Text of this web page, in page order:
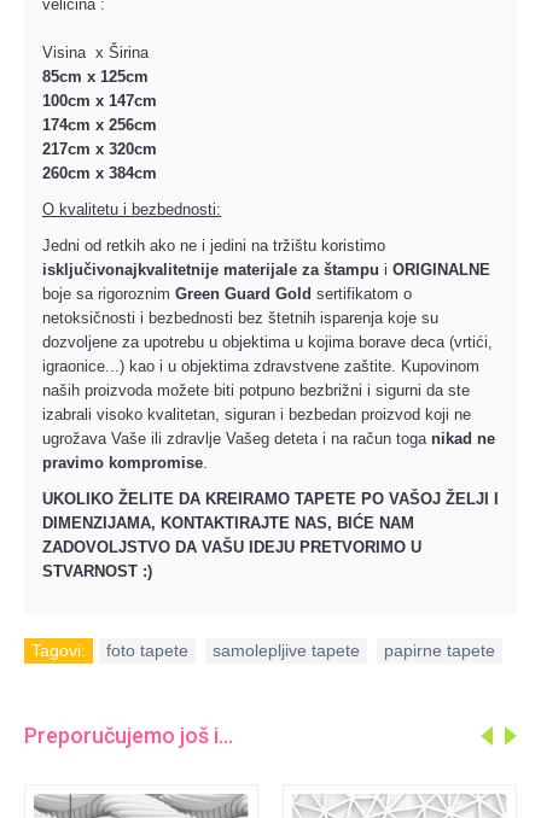
veličina :
Visina x Širina
85cm x 125cm
100cm x 147cm
174cm x 256cm
217cm x 320cm
260cm x 384cm
O kvalitetu i bezbednosti:
Jedni od retkih ako ne i jedini na tržištu koristimo
isključivonajkvalitetnije materijale za štampu i ORIGINALNE
boje sa rigoroznim Green Guard Gold sertifikatom o
netoksičnosti i bezbednosti bez štetnih isparenja koje su
dozvoljene za upotrebu u objektima u kojima borave deca (vrtići,
igraonice...) kao i u objektima zdravstvene zaštite. Kupovinom
naših proizvoda možete biti potpuno bezbrižni i sigurni da ste
izabrali visoko kvalitetan, siguran i bezbedan proizvod koji ne
ugrožava Vaše ili zdravlje Vašeg deteta i na račun toga nikad ne
pravimo kompromise.
UKOLIKO ŽELITE DA KREIRAMO TAPETE PO VAŠOJ ŽELJI I
DIMENZIJAMA, KONTAKTIRAJTE NAS, BIĆE NAM
ZADOVOLJSTVO DA VAŠU IDEJU PRETVORIMO U
STVARNOST :)
Tagovi: foto tapete samolepljive tapete papirne tapete
Preporučujemo još i...